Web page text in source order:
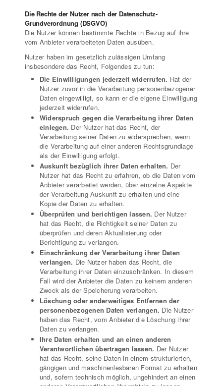
Die Rechte der Nutzer nach der Datenschutz-
Grundverordnung (DSGVO)
Die Nutzer können bestimmte Rechte in Bezug auf ihre
vom Anbieter verarbeiteten Daten ausüben.
Nutzer haben im gesetzlich zulässigen Umfang
insbesondere das Recht, Folgendes zu tun:
Die Einwilligungen jederzeit widerrufen. Hat der
Nutzer zuvor in die Verarbeitung personenbezogener
Daten eingewilligt, so kann er die eigene Einwilligung
jederzeit widerrufen.
Widerspruch gegen die Verarbeitung ihrer Daten
einlegen. Der Nutzer hat das Recht, der
Verarbeitung seiner Daten zu widersprechen, wenn
die Verarbeitung auf einer anderen Rechtsgrundlage
als der Einwilligung erfolgt.
Auskunft bezüglich ihrer Daten erhalten. Der
Nutzer hat das Recht zu erfahren, ob die Daten vom
Anbieter verarbeitet werden, über einzelne Aspekte
der Verarbeitung Auskunft zu erhalten und eine
Kopie der Daten zu erhalten.
Überprüfen und berichtigen lassen. Der Nutzer
hat das Recht, die Richtigkeit seiner Daten zu
überprüfen und deren Aktualisierung oder
Berichtigung zu verlangen.
Einschränkung der Verarbeitung ihrer Daten
verlangen. Die Nutzer haben das Recht, die
Verarbeitung ihrer Daten einzuschränken. In diesem
Fall wird der Anbieter die Daten zu keinem anderen
Zweck als der Speicherung verarbeiten.
Löschung oder anderweitiges Entfernen der
personenbezogenen Daten verlangen. Die Nutzer
haben das Recht, vom Anbieter die Löschung ihrer
Daten zu verlangen.
Ihre Daten erhalten und an einen anderen
Verantwortlichen übertragen lassen. Der Nutzer
hat das Recht, seine Daten in einem strukturierten,
gängigen und maschinenlesbaren Format zu erhalten
und, sofern technisch möglich, ungehindert an einen